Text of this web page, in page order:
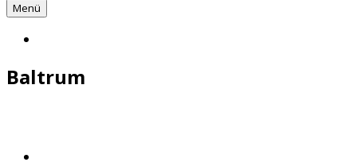
Menü
Baltrum